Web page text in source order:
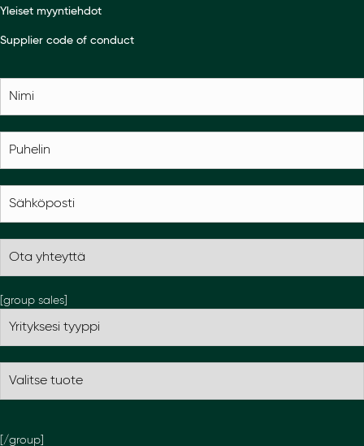
Yleiset myyntiehdot
Supplier code of conduct
[group sales]
[/group]